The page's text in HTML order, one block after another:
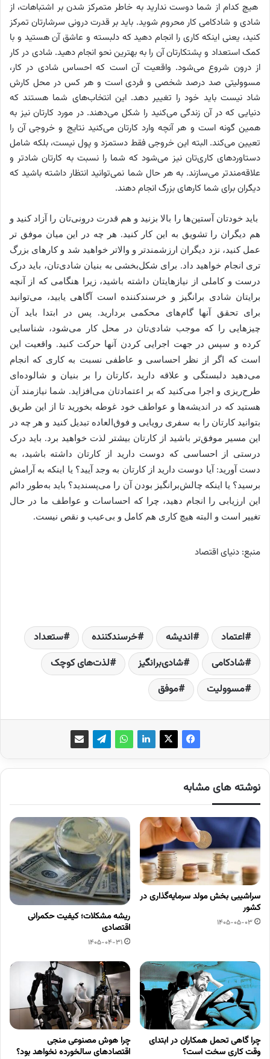
هیچ کدام از شما دوست ندارید به خاطر متمرکز شدن بر اشتباهات، از
شادی و شادکامی کار محروم شوید. باید بر قدرت درونی سرشارتان تمرکز
کنید، یعنی اینکه کاری را انجام دهید که دلبسته و عاشق آن هستید و با
کمک استعداد و پشتکارتان آن را به بهترین نحو انجام دهید. شادی در کار
از درون شروع می‌شود. واقعیت آن است که احساس شادی در کار،
مسوولیتی صد درصد شخصی و فردی است و هر کس در محل کارش
شاد نیست باید خود را تغییر دهد. این انتخاب‌های شما هستند که
دنیایی که در آن زندگی می‌کنید را شکل می‌دهند. در مورد کارتان نیز به
همین گونه است و هر آنچه وارد کارتان می‌کنید نتایج و خروجی آن را
تعیین می‌کند. البته این خروجی فقط دستمزد و پول نیست، بلکه شامل
دستاوردهای کاری‌تان نیز می‌شود که شما را نسبت به کارتان شادتر و
علاقه‌مندتر می‌سازند. به هر حال شما نمی‌توانید انتظار داشته باشید که
دیگران برای شما کارهای بزرگ انجام دهند.
باید خودتان آستین‌ها را بالا بزنید و هم قدرت درونی‌تان را آزاد کنید و
هم دیگران را تشویق به این کار کنید. هر چه در این میان موفق‌ تر
عمل کنید، نزد دیگران ارزشمندتر و والاتر خواهید شد و کارهای بزرگ‌
تری انجام خواهید داد. برای شکل‌بخشی به بنیان شادی‌تان، باید درک
درست و کاملی از نیازهایتان داشته باشید، زیرا هنگامی که از آنچه
برایتان شادی‌ برانگیز و خرسند‌کننده است آگاهی یابید، می‌توانید
برای تحقق آنها گام‌های محکمی بردارید. پس در ابتدا باید آن
چیزهایی را که موجب شادی‌تان در محل کار می‌شود، شناسایی
کرده و سپس در جهت اجرایی کردن آنها حرکت کنید. واقعیت این
است که اگر از نظر احساسی و عاطفی نسبت به کاری که انجام
می‌دهید دلبستگی و علاقه دارید ،کارتان را بر بنیان و شالوده‌ای
طرح‌ریزی و اجرا می‌کنید که بر اعتمادتان می‌افزاید. شما نیازمند آن
هستید که در اندیشه‌ها و عواطف خود غوطه بخورید تا از این طریق
بتوانید کارتان را به سفری رویایی و فوق‌العاده تبدیل کنید و هر چه در
این مسیر موفق‌تر باشید از کارتان بیشتر لذت خواهید برد. باید درک
درستی از احساسی که دوست دارید از کارتان داشته باشید، به
دست آورید: آیا دوست دارید از کارتان به وجد آیید؟ یا اینکه به آرامش
برسید؟ یا اینکه چالش‌برانگیز بودن آن را می‌پسندید؟ باید به‌طور دائم
این ارزیابی را انجام دهید، چرا که احساسات و عواطف ما در حال
تغییر است و البته هیچ کاری هم کامل و بی‌عیب و نقص نیست.
منبع: دنیای اقتصاد
اعتماد اندیشه‌ خرسند‌کننده
ستعداد
شادکامی
شادی‌برانگیز
لذت‌های کوچک
مسوولیت
موفق
نوشته های مشابه
سراشیبی بخش مولد سرمایه‌گذاری در
کشور
1405-05-03
ریشه مشکلات؛ کیفیت حکمرانی
اقتصادی
1405-04-31
چرا گاهی تحمل همکاران در ابتدای
وقت کاری سخت است؟
چرا هوش مصنوعی منجی
اقتصادهای سالخورده نخواهد بود؟